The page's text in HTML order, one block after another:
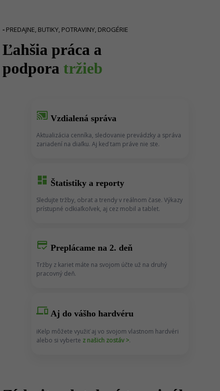
- PREDAJNE, BUTIKY, POTRAVINY, DROGÉRIE
Ľahšia práca a
podpora tržieb
cast_connected Vzdialená správa
Aktualizácia cenníka, sledovanie prevádzky a správa
zariadení na diaľku. Aj keď tam práve nie ste.
dashboard Štatistiky a reporty
Sledujte tržby, obrat a trendy v reálnom čase. Výkazy
prístupné odkiaľkoľvek, aj cez mobil a tablet.
credit_score Preplácame na 2. deň
Tržby z kariet máte na svojom účte už na druhý
pracovný deň.
devices Aj do vášho hardvéru
iKelp môžete využiť aj vo svojom vlastnom hardvéri
alebo si vyberte z našich zostáv >.